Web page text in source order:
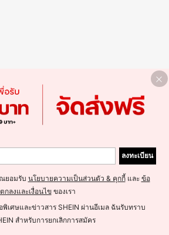
ลงทะเบียน
ยอมรับ นโยบายความเป็นส่วนตัว & คุกกี้และ ข้อ
ตกลงและเงื่อนไขของเรา
เศษและข่าวสาร SHEIN ผ่านอีเมล ฉันรับทราบ
สำหรับการยกเลิกการสมัคร